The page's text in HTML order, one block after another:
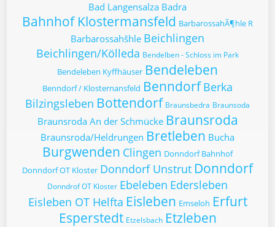
Bad Langensalza Badra
Bahnhof Klostermansfeld BarbarossahÃ¶hle R
Barbarossahšhle Beichlingen
Beichlingen/Kölleda Bendelben - Schloss im Park
Bendeleben Kyffhäuser Bendeleben
Benndorf / Klosternansfeld Benndorf Berka
Bilzingsleben Bottendorf Braunsbedra Braunsoda
Braunsroda An der Schmücke Braunsroda
Braunsroda/Heldrungen Bretleben Bucha
Burgwenden Clingen Donndorf Bahnhof
Donndorf OT Kloster Donndorf Unstrut Donndorf
Donndrof OT Kloster Ebeleben Edersleben
Eisleben OT Helfta Eisleben Emseloh Erfurt
Esperstedt Etzelsbach Etzleben